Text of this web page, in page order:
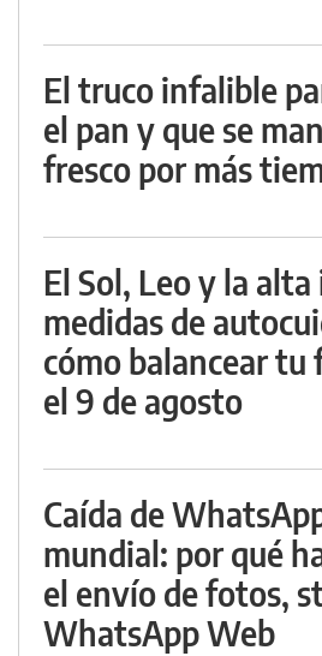
El truco infalible
el pan y que se
fresco por más
El Sol, Leo y la
medidas de
cómo balancear tu
el 9 de agosto
Caída de
mundial: por qué
el envío de fotos,
WhatsApp Web